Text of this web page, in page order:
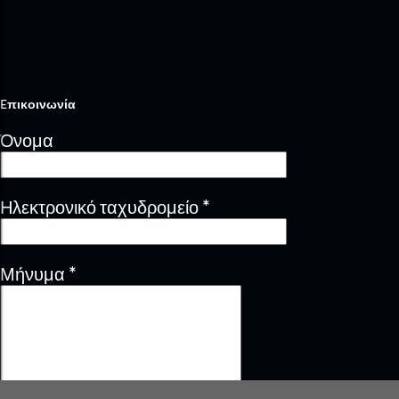
Eπικοινωνία
Όνομα
Ηλεκτρονικό ταχυδρομείο *
Μήνυμα *